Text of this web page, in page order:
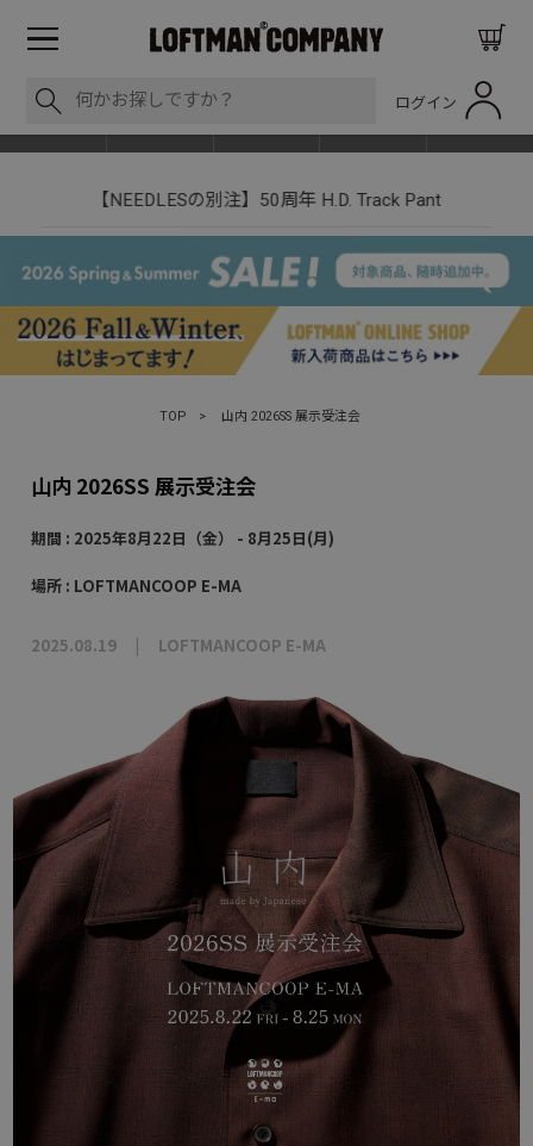
ログイン
【NEEDLESの別注】50周年 H.D. Track Pant
TOP > 山内 2026SS 展示受注会
山内 2026SS 展示受注会
期間 : 2025年8月22日（金） - 8月25日(月)
場所 : LOFTMANCOOP E-MA
2025.08.19 LOFTMANCOOP E-MA